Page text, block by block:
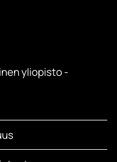
yliopisto -